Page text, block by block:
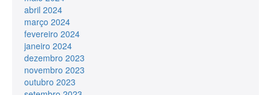
abril 2024
março 2024
fevereiro 2024
janeiro 2024
dezembro 2023
novembro 2023
outubro 2023